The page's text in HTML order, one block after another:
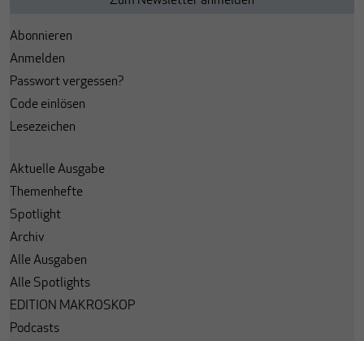
Abonnieren
Anmelden
Passwort vergessen?
Code einlösen
Lesezeichen
Aktuelle Ausgabe
Themenhefte
Spotlight
Archiv
Alle Ausgaben
Alle Spotlights
EDITION MAKROSKOP
Podcasts